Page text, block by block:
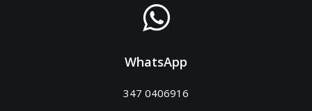
WhatsApp
347 0406916